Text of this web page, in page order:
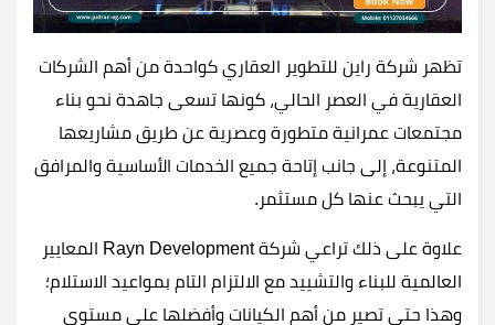
تظهر شركة راين للتطوير العقاري كواحدة من أهم الشركات
العقارية في العصر الحالي، كونها تسعى جاهدة نحو بناء
مجتمعات عمرانية متطورة وعصرية عن طريق مشاريعها
المتنوعة، إلى جانب إتاحة جميع الخدمات الأساسية والمرافق
التي يبحث عنها كل مستثمر.
علاوة على ذلك تراعي شركة Rayn Development المعايير
العالمية للبناء والتشييد مع الالتزام التام بمواعيد الاستلام؛
وهذا حتى تصير من أهم الكيانات وأفضلها على مستوى